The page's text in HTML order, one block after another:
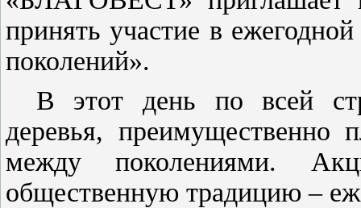
принять участие в
поколений».
В этот день по всей
деревья, преимущественно
между поколениями.
общественную традицию –